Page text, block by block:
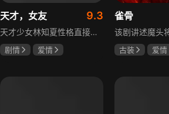
天才，女友 9.3
天才少女林知夏性格直接、不善交际，从小没有好友。考入省一中后，她因解题比拼与性格阳光的学霸江逾白相识并成为同桌。作为社交达人的江逾白帮林知夏融入集体交到汤婷婷、段启言、沈负暄、金百慧等朋友，林知夏为表达感谢帮他补习功课，两人渐渐从竞争走向互助，最终成为最好的朋友。俩人还一同解决同学被骗、一起参加社团活动与省数学竞赛，在这个过程中，江逾白对林知夏感情渐深，但只把爱意埋在心里。林知夏被保送复旦后，江逾白准备在毕业之旅对她告白，却因母亲卷入诈骗案而遗憾离开，俩人最终能否冲破阻碍走到一起
剧情
爱情
雀骨
古装
爱情